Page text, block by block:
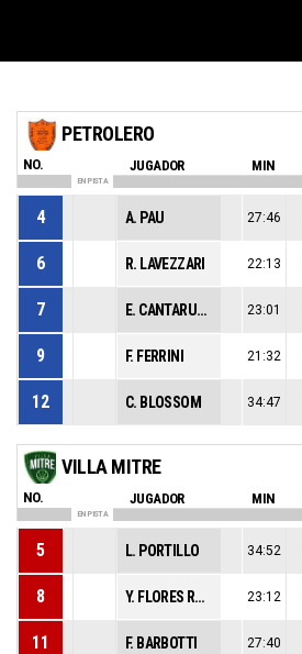
PETROLERO
NO. JUGADOR MIN
EN PISTA
4 A. PAU 27:46
6 R. LAVEZZARI 22:13
7 E. CANTARUTTI 23:01
9 F. FERRINI 21:32
12 C. BLOSSOM 34:47
VILLA MITRE
NO. JUGADOR MIN
EN PISTA
5 L. PORTILLO 34:52
8 Y. FLORES ROSARIO 23:12
11 F. BARBOTTI 27:40